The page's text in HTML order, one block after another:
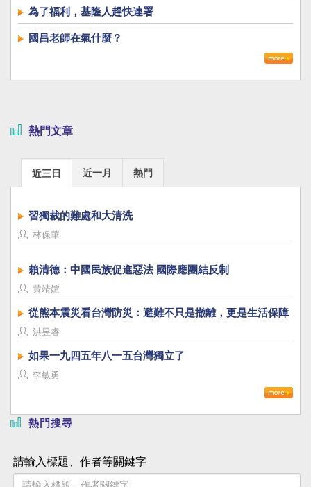
為了福利，基隆人趕快連署
國昌老師在氣什麼？
熱門文章
近三日 近一月 熱門
習獨裁的難處和大清洗
林保華
賴清德：中國民族促進惡法 國際應團結反制
黃靖媗
從熊本震災看台灣防災：避難不只是撤離，更是生活保障
洪昱睿
如果一九四五年八一五台灣獨立了
李敏勇
熱門搜尋
請輸入標題、作者等關鍵字